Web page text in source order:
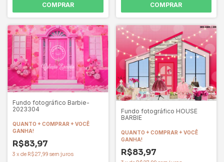
COMPRAR COMPRAR
Fundo fotográfico Barbie-
2023304
QUANTO + COMPRAR + VOCÊ
GANHA!
R$83,97
3 x de R$27,99 sem juros
Fundo fotográfico HOUSE
BARBIE
QUANTO + COMPRAR + VOCÊ
GANHA!
R$83,97